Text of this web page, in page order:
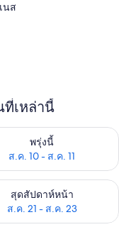
น้ำกลางแจ้ง, ร่มริมสระว่ายน้
นส
ที่เหล่านี้
- ส.ค. 10
พรุ่งนี้
ส.ค. 10 - ส.ค. 11
บจำนวนห้องพักว่างใน
.ค. 14 - ส.ค. 16
สุดสัปดาห์หน้า
ส.ค. 21 - ส.ค. 23
บจำนวนห้องพักว่างใน